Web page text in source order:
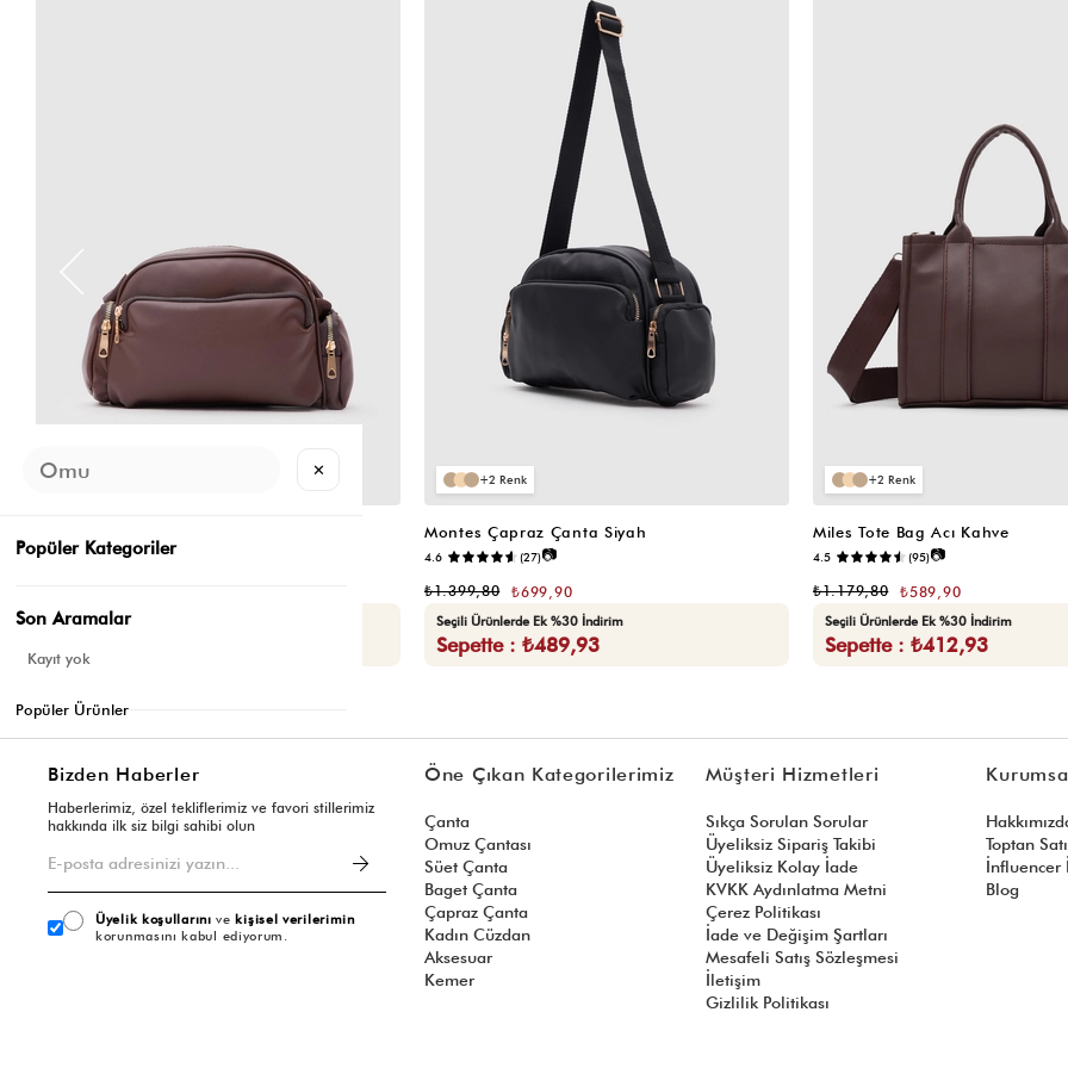
4.5 (12)📷
Seçili Ürünlerde Ek %30 İndirim
2
Montes Çapraz Çanta Siyah
4.6 (27)📷
₺699,90
₺1.399,80
Seçili Ürünlerde Ek %30 İndirim
Sepette : ₺489,93
2
Miles Tote Bag Acı Kahve
4.5 (95)📷
₺589,90
₺1.179,80
Seçili Ürünlerde Ek %30 İndirim
Sepette : ₺412,93
Bizden Haberler
Haberlerimiz, özel tekliflerimiz ve favori stillerimiz
hakkında ilk siz bilgi sahibi olun
Üyelik koşullarını vekişisel verilerimin
korunmasını kabul ediyorum.
Öne Çıkan Kategorilerimiz
Çanta
Omuz Çantası
Süet Çanta
Baget Çanta
Çapraz Çanta
Kadın Cüzdan
Aksesuar
Kemer
Müşteri Hizmetleri
Sıkça Sorulan Sorular
Üyeliksiz Sipariş Takibi
Üyeliksiz Kolay İade
KVKK Aydınlatma Metni
Çerez Politikası
İade ve Değişim Şartları
Mesafeli Satış Sözleşmesi
İletişim
Gizlilik Politikası
Toptan
İnfluencer
Blog
✕
Popüler Kategoriler
Son Aramalar
Kayıt yok
Popüler Ürünler